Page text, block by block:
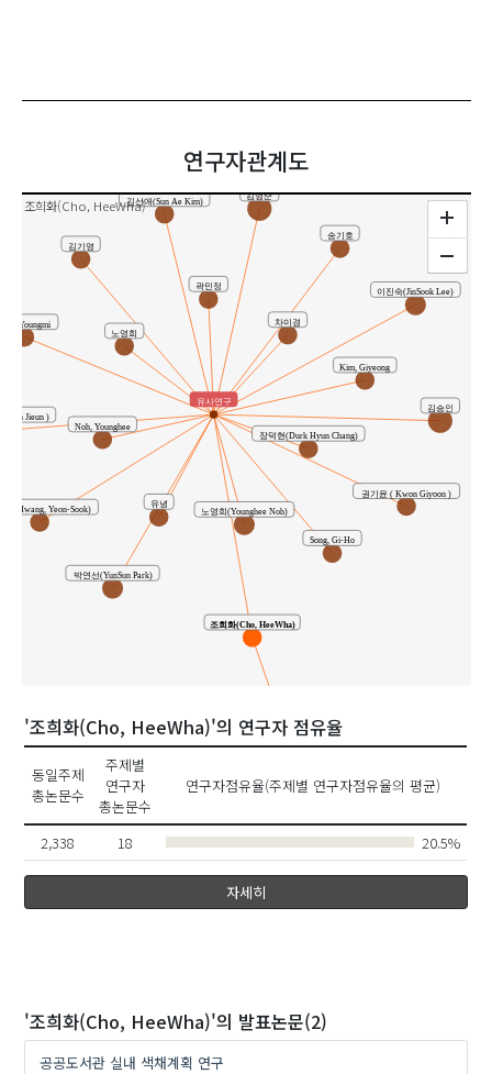
연구자관계도
조희화(Cho, HeeWha)
이윤진(Lee, YounJin)
권기윤 ( Kwon Giyoon )
Youngmi
Kim, Giyeong
Noh, Younghee
Song, Gi-Ho
곽민정
Jieun )
김기영
김선애(Sun Ae Kim)
김승인
김영순
노영희
노영희(Younghee Noh)
박연선(YunSun Park)
송기호
유녕
이진숙(JinSook Lee)
장덕현(Durk Hyun Chang)
차미경
숙(Hwang, Yeon-Sook)
조희화(Cho, HeeWha)
유사연구
'조희화(Cho, HeeWha)'의 연구자 점유율
동일주제
총논문수
주제별
연구자
총논문수
연구자점유율(주제별 연구자점유율의 평균)
2,338 18 20.5%
자세히
'조희화(Cho, HeeWha)'의 발표논문(2)
공공도서관 실내 색채계획 연구